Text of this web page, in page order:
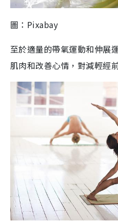
圖：Pixabay
至於適量的帶氧運動和伸展
肌肉和改善心情，對減輕經